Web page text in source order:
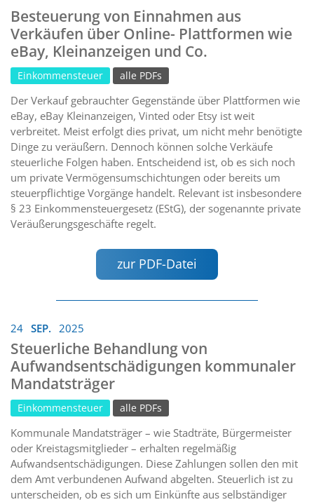
Besteuerung von Einnahmen aus
Verkäufen über Online- Plattformen wie
eBay, Kleinanzeigen und Co.
Einkommensteuer alle PDFs
Der Verkauf gebrauchter Gegenstände über Plattformen wie
eBay, eBay Kleinanzeigen, Vinted oder Etsy ist weit
verbreitet. Meist erfolgt dies privat, um nicht mehr benötigte
Dinge zu veräußern. Dennoch können solche Verkäufe
steuerliche Folgen haben. Entscheidend ist, ob es sich noch
um private Vermögensumschichtungen oder bereits um
steuerpflichtige Vorgänge handelt. Relevant ist insbesondere
§ 23 Einkommensteuergesetz (EStG), der sogenannte private
Veräußerungsgeschäfte regelt.
zur PDF-Datei
24 SEP. 2025
Steuerliche Behandlung von
Aufwandsentschädigungen kommunaler
Mandatsträger
Einkommensteuer alle PDFs
Kommunale Mandatsträger – wie Stadträte, Bürgermeister
oder Kreistagsmitglieder – erhalten regelmäßig
Aufwandsentschädigungen. Diese Zahlungen sollen den mit
dem Amt verbundenen Aufwand abgelten. Steuerlich ist zu
unterscheiden, ob es sich um Einkünfte aus selbständiger